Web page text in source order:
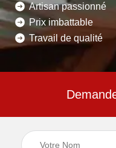
Artisan passionné
Prix imbattable
Travail de qualité